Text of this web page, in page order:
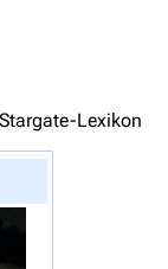
Lexikon